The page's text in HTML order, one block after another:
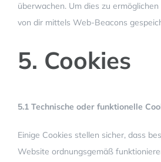
überwachen. Um dies zu
von dir mittels Web-Beacons
5. Cookies
5.1 Technische oder funktionelle
Einige Cookies stellen sicher, dass
Website ordnungsgemäß